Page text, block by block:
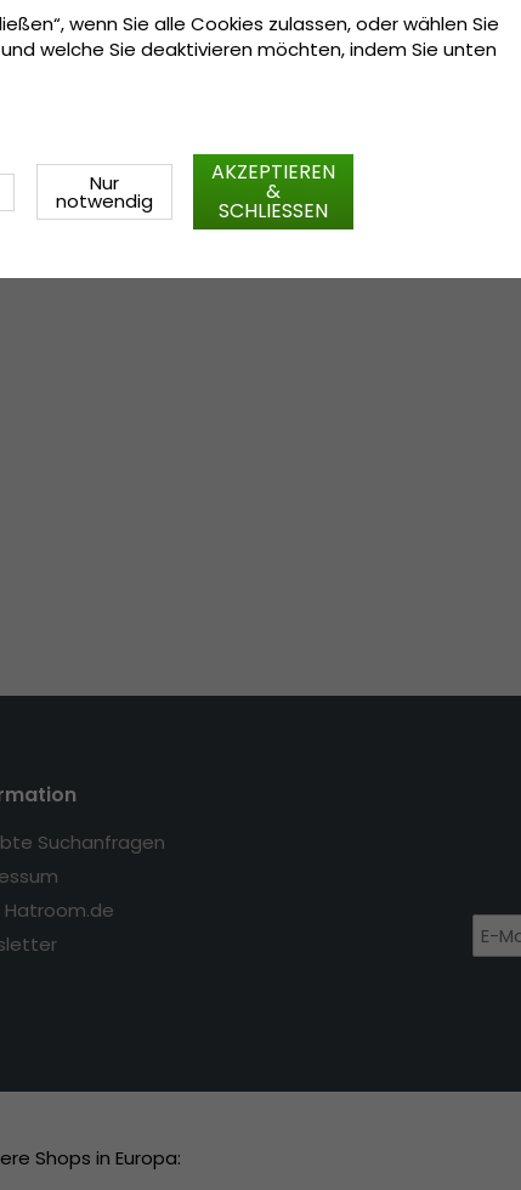
Suchanfragen
Hatroom.de
Shops in Europa:
wenn Sie alle Cookies zulassen, oder wählen Sie
welche Sie deaktivieren möchten, indem Sie unten
Nur
notwendig
AKZEPTIEREN
&
SCHLIESSEN